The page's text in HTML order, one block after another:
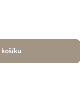
košíku